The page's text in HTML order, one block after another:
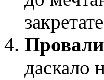
даскало